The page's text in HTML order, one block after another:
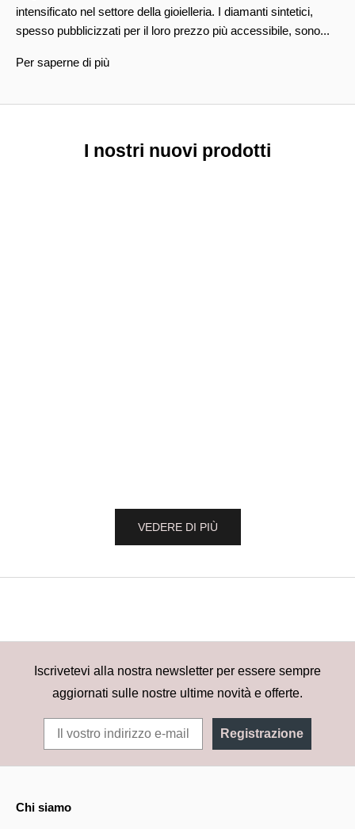
intensificato nel settore della gioielleria. I diamanti sintetici,
spesso pubblicizzati per il loro prezzo più accessibile, sono...
Per saperne di più
I nostri nuovi prodotti
VEDERE DI PIÙ
Iscrivetevi alla nostra newsletter per essere sempre
aggiornati sulle nostre ultime novità e offerte.
Registrazione
Chi siamo